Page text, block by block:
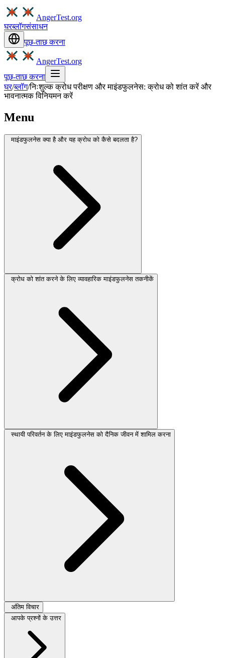
AngerTest.org
घरब्लॉगसंसाधन
पूछ-ताछ करना
AngerTest.org
पूछ-ताछ करना
घर/ब्लॉग/निःशुल्क क्रोध परीक्षण और माइंडफुलनेस: क्रोध को शांत करें और
भावनात्मक विनियमन करें
Menu
माइंडफुलनेस क्या है और यह क्रोध को कैसे बदलता है?
क्रोध को शांत करने के लिए व्यावहारिक माइंडफुलनेस तकनीकें
स्थायी परिवर्तन के लिए माइंडफुलनेस को दैनिक जीवन में शामिल करना
अंतिम विचार
आपके प्रश्नों के उत्तर